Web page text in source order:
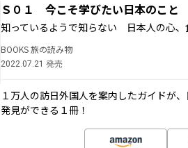
Ｓ０１ 今こそ学びたい日本のこと
知っているようで知らない 日本人の心
BOOKS 旅の読み物
2022.07.21 発売
１万人の訪日外国人を案内したガイドが
発見ができる１冊！